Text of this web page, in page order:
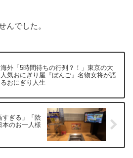
んでした。
海外「5時間待ちの行列？！」東京の大
人気おにぎり屋『ぼんご』名物女将が語
るおにぎり人生
すぎる」「陰
本のお一人様